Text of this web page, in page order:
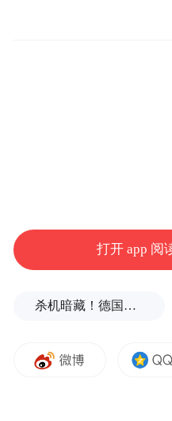
乡村振兴品牌案例。
打开 app 阅
杀机暗藏！德国机场发现携爆炸物无人机，或涉及外国势力